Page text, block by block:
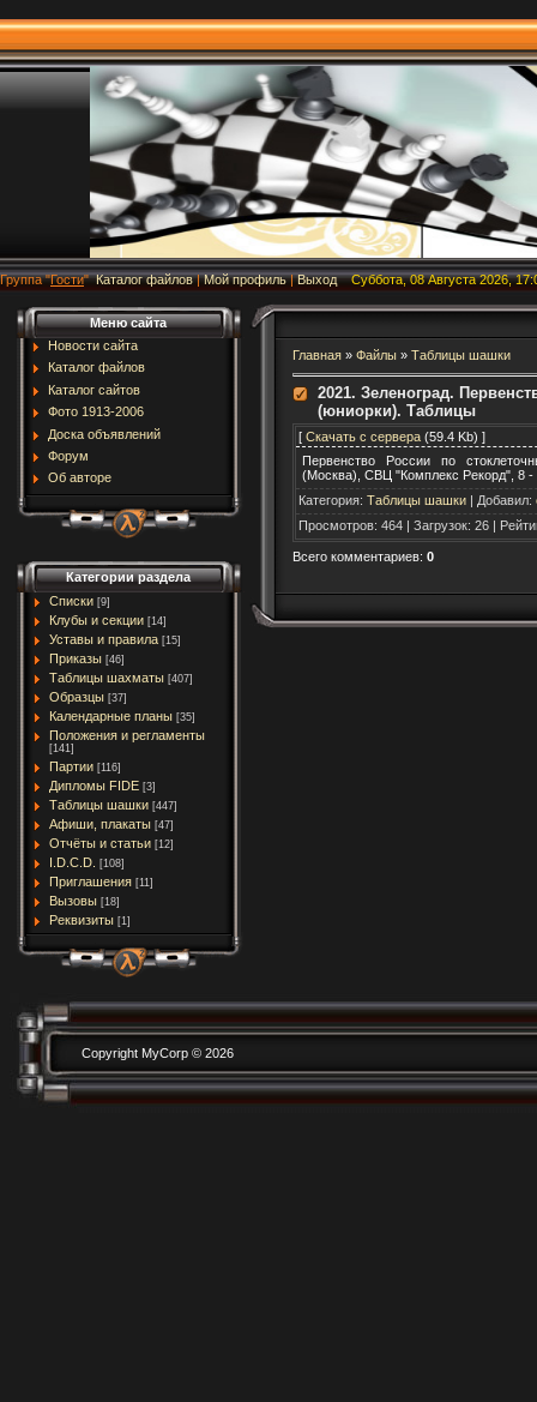
Группа"Гости" Каталог файлов |Мой профиль |Выход Суббота, 08 Августа 2026,
Меню сайта
Новости сайта
Каталог файлов
Каталог сайтов
Фото 1913-2006
Доска объявлений
Форум
Об авторе
Категории раздела
Списки [9]
Клубы и секции [14]
Уставы и правила [15]
Приказы [46]
Таблицы шахматы [407]
Образцы [37]
Календарные планы [35]
Положения и регламенты
[141]
Партии [116]
Дипломы FIDE [3]
Таблицы шашки [447]
Афиши, плакаты [47]
Отчёты и статьи [12]
I.D.C.D. [108]
Приглашения [11]
Вызовы [18]
Реквизиты [1]
Главная » Файлы » Таблицы шашки
2021. Зеленоград.
(юниорки). Таблицы
[ Скачать с сервера (59.4 Kb) ]
Первенство России по
(Москва), СВЦ "Комплекс Рекорд", 8 -
Категория: Таблицы шашки | Добавил:
Просмотров: 464 | Загрузок: 26 |
Всего комментариев: 0
Copyright MyCorp © 2026